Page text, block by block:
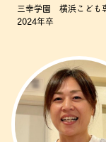
三幸学園 横浜こども
2024年卒